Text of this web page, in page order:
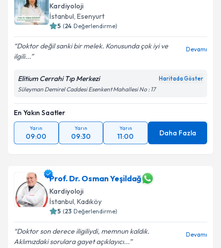
Kardiyoloji
İstanbul, Esenyurt
5 (24 Değerlendirme)
Doktor değil sanki bir melek. Konusunda çok iyi ve
ilgili...
Devamı
Elitium Cerrahi Tıp Merkezi Haritada Göster
Süleyman Demirel Caddesi Esenkent Mahallesi No : 17
En Yakın Saatler
Yarın
09:00
Yarın
09:30
Yarın
11:00 Daha Fazla
Prof. Dr. Osman Yeşildağ
Kardiyoloji
İstanbul, Kadıköy
5 (23 Değerlendirme)
Doktor son derece iligiliydi, memnun kaldık.
Aklımızdaki sorulara gayet açıklayıcı...
Devamı